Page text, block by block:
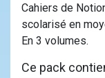
Cahiers de
scolarisé en
En 3 volumes.
Ce pack